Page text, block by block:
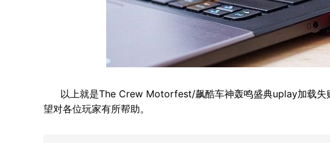
以上就是The Crew Motorfest/飙酷车神轰鸣盛典uplay加载失
望对各位玩家有所帮助。